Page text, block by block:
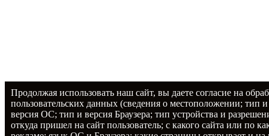
Продолжая использовать наш сайт, вы даете согласие на
пользовательских данных (сведения о местоположении; тип и
версия ОС; тип и версия Браузера; тип устройства и
откуда пришел на сайт пользователь; с какого сайта или по